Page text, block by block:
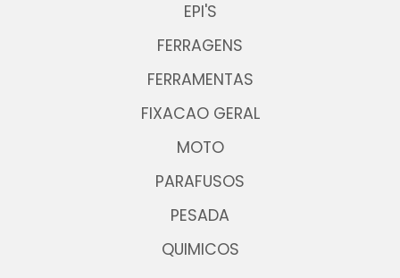
EPI'S
FERRAGENS
FERRAMENTAS
FIXACAO GERAL
MOTO
PARAFUSOS
PESADA
QUIMICOS